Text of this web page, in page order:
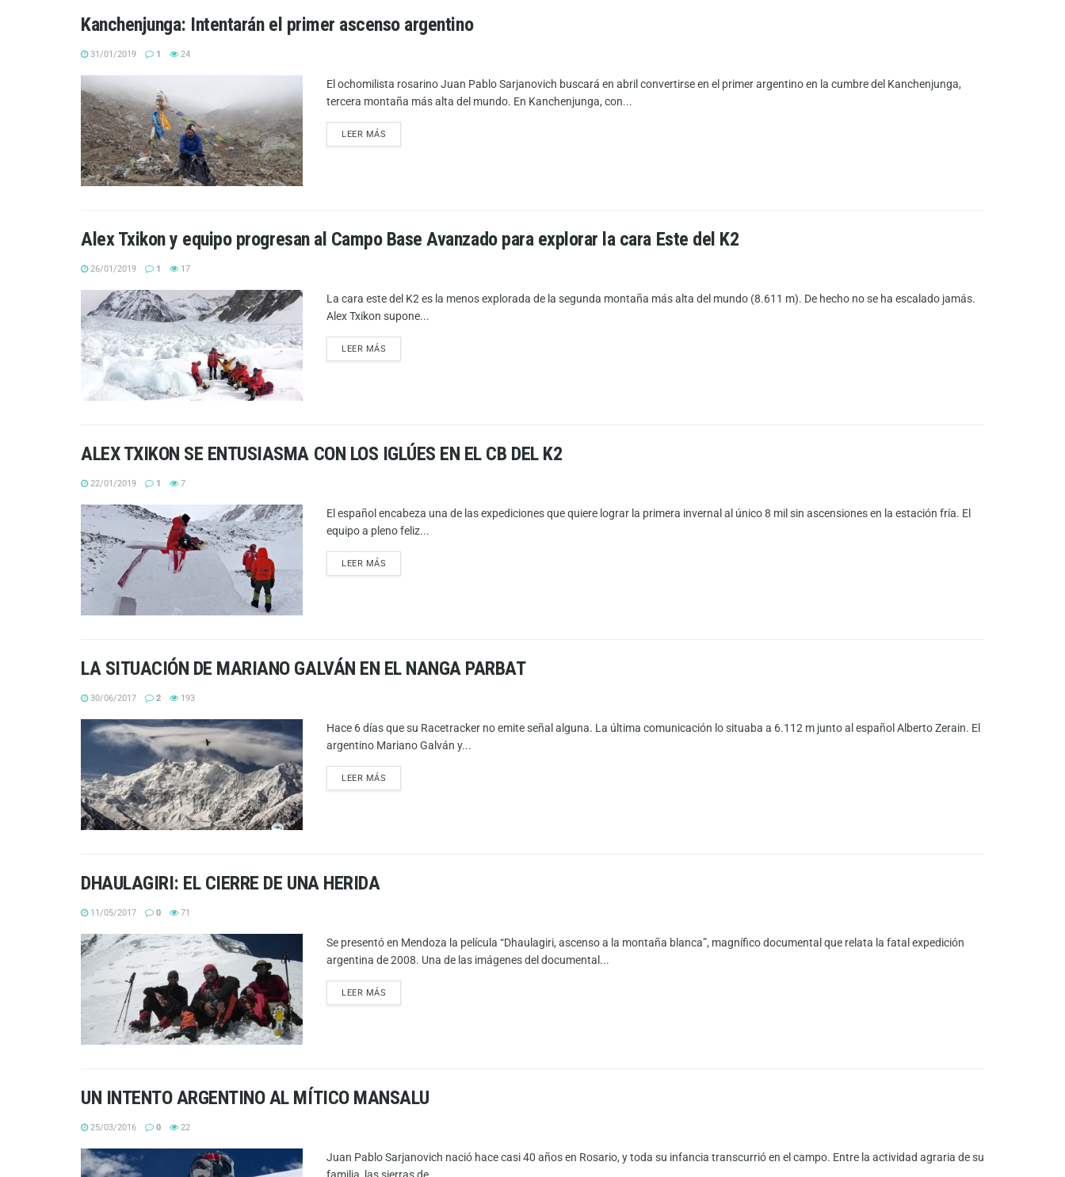
Kanchenjunga: Intentarán el primer ascenso argentino
31/01/2019 1 24
El ochomilista rosarino Juan Pablo Sarjanovich buscará en abril convertirse en el primer argentino en la cumbre del Kanchenjunga,
tercera montaña más alta del mundo. En Kanchenjunga, con...
LEER MÁS
Alex Txikon y equipo progresan al Campo Base Avanzado para explorar la cara Este del K2
26/01/2019 1 17
La cara este del K2 es la menos explorada de la segunda montaña más alta del mundo (8.611 m). De hecho no se ha escalado jamás.
Alex Txikon supone...
LEER MÁS
ALEX TXIKON SE ENTUSIASMA CON LOS IGLÚES EN EL CB DEL K2
22/01/2019 1 7
El español encabeza una de las expediciones que quiere lograr la primera invernal al único 8 mil sin ascensiones en la estación fría. El
equipo a pleno feliz...
LEER MÁS
LA SITUACIÓN DE MARIANO GALVÁN EN EL NANGA PARBAT
30/06/2017 2 193
Hace 6 días que su Racetracker no emite señal alguna. La última comunicación lo situaba a 6.112 m junto al español Alberto Zerain. El
argentino Mariano Galván y...
LEER MÁS
DHAULAGIRI: EL CIERRE DE UNA HERIDA
11/05/2017 0 71
Se presentó en Mendoza la película “Dhaulagiri, ascenso a la montaña blanca”, magnífico documental que relata la fatal expedición
argentina de 2008. Una de las imágenes del documental...
LEER MÁS
UN INTENTO ARGENTINO AL MÍTICO MANSALU
25/03/2016 0 22
Juan Pablo Sarjanovich nació hace casi 40 años en Rosario, y toda su infancia transcurrió en el campo. Entre la actividad agraria de su